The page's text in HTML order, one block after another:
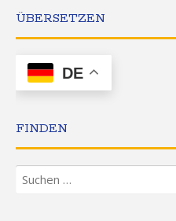
ÜBERSETZEN
DE
FINDEN
Suchen
nach: